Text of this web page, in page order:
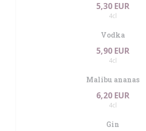
5,30 EUR
4cl
Vodka
5,90 EUR
4cl
Malibu ananas
6,20 EUR
4cl
Gin